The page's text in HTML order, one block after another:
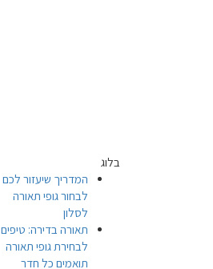
בלוג
המדריך שיעזור לכם
לבחור גופי תאורה
לסלון
תאורה בדירה: טיפים
לבחירת גופי תאורה
תואמים כל חדר